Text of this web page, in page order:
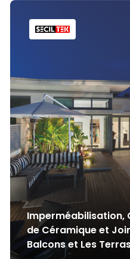
Imperméabilisation,
de Céramique et
Balcons et Les